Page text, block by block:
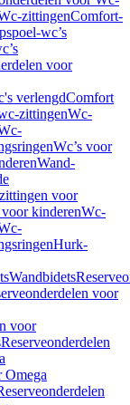
zittingenComfort-
wc’s
voor
verlengdComfort
zittingenWc-
Wc’s voor
Wand-
voor
kinderenWc-
Hurk-
Wandbidets
voor
voor
Reserveonderdelen
Omega